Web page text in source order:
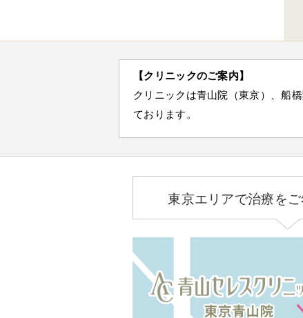
【クリニックのご案内】
クリニックは青山院（東京）、船
ております。
東京エリアで治療を